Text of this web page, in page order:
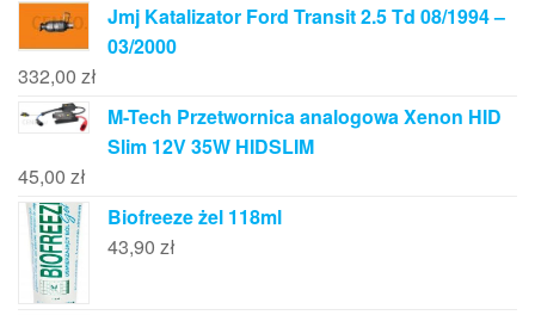
Jmj Katalizator Ford Transit 2.5 Td 08/1994 –
03/2000
332,00 zł
M-Tech Przetwornica analogowa Xenon HID
Slim 12V 35W HIDSLIM
45,00 zł
Biofreeze żel 118ml
43,90 zł